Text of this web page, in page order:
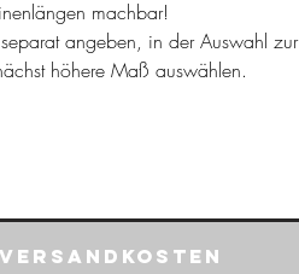
machbar!
angeben, in der Auswahl zur
höhere Maß auswählen.
Versandkosten